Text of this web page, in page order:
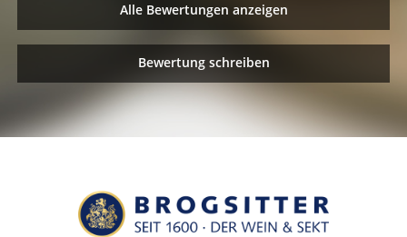
Alle Bewertungen anzeigen
Bewertung schreiben